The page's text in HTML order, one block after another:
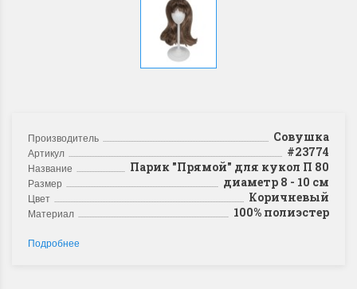
Производитель Совушка
Артикул #23774
Название Парик "Прямой" для кукол П 80
Размер диаметр 8 - 10 см
Цвет Коричневый
Материал 100% полиэстер
Подробнее